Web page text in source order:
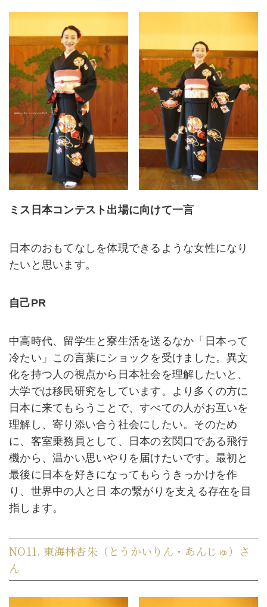
ミス日本コンテスト出場に向けて一言
日本のおもてなしを体現できるような女性になり
たいと思います。
自己PR
中高時代、留学生と寮生活を送るなか「日本って
冷たい」この言葉にショックを受けました。異文
化を持つ人の視点から日本社会を理解したいと、
大学では移民研究をしています。より多くの方に
日本に来てもらうことで、すべての人がお互いを
理解し、寄り添い合う社会にしたい。そのため
に、客室乗務員として、日本の玄関口である飛行
機から、温かい思いやりを届けたいです。最初と
最後に日本を好きになってもらうきっかけを作
り、世界中の人と日 本の繋がりを支える存在を目
指します。
NO11. 東海林杏朱（とうかいりん・あんじゅ）さ
ん